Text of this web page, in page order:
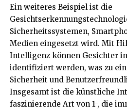
Ein weiteres Beispiel ist die
Sicherheitssystemen,
Medien eingesetzt wird. Mit
Intelligenz können Gesichter
identifiziert werden, was zu
Sicherheit und
Insgesamt ist die künstliche
faszinierende Art von 1-, die